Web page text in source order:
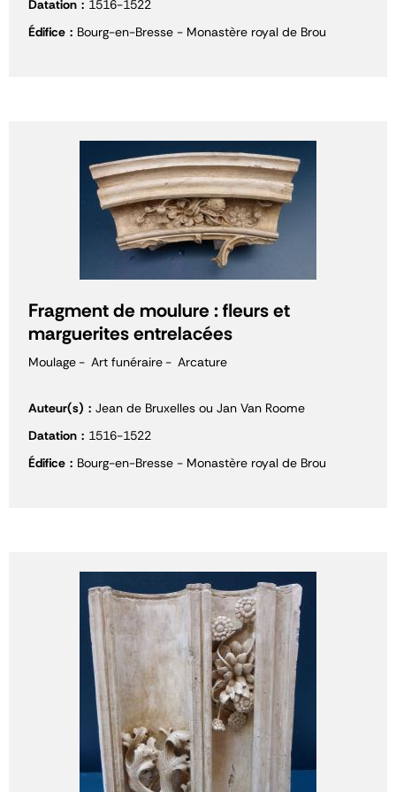
Datation
1516-1522
Édifice
Bourg-en-Bresse - Monastère royal de Brou
Fragment de moulure : fleurs et
marguerites entrelacées
Moulage Art funéraire Arcature
Auteur(s)
Jean de Bruxelles ou Jan Van Roome
Datation
1516-1522
Édifice
Bourg-en-Bresse - Monastère royal de Brou